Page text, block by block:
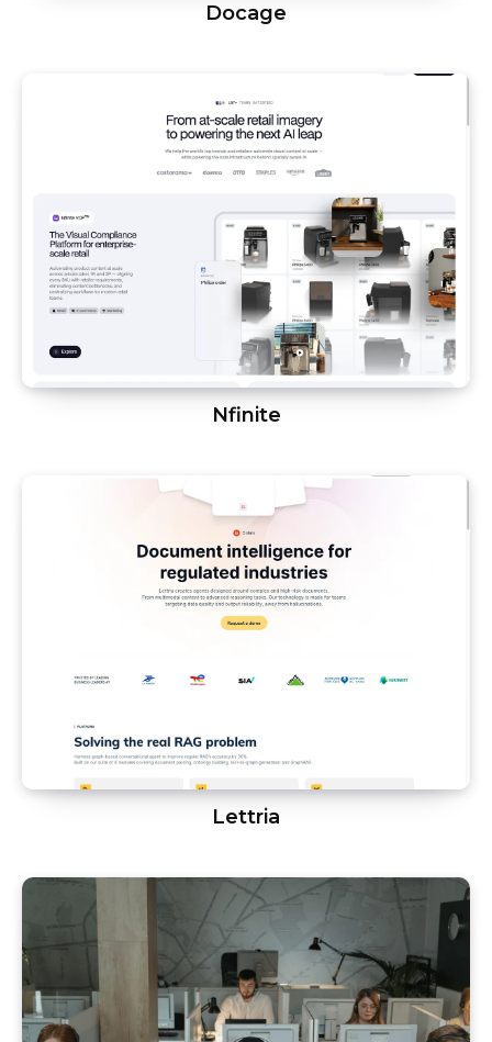
Docage
Nfinite
Lettria